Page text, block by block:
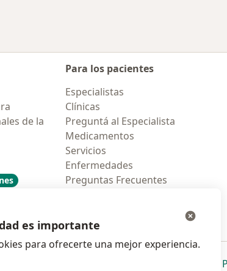
de la
Para los pacientes
Especialistas
Clínicas
Preguntá al Especialista
Medicamentos
Servicios
Enfermedades
Preguntas Frecuentes
se abre en una nueva
se abre en una nueva
se abre
es importante
para ofrecerte una mejor experiencia.